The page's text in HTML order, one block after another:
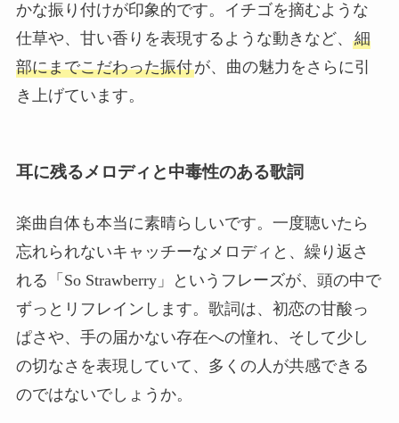
かな振り付けが印象的です。イチゴを摘むような
仕草や、甘い香りを表現するような動きなど、 細
部にまでこだわった振付が、曲の魅力をさらに引
き上げています。
耳に残るメロディと中毒性のある歌詞
楽曲自体も本当に素晴らしいです。一度聴いたら
忘れられないキャッチーなメロディと、繰り返さ
れる「So Strawberry」というフレーズが、頭の中で
ずっとリフレインします。歌詞は、初恋の甘酸っ
ぱさや、手の届かない存在への憧れ、そして少し
の切なさを表現していて、多くの人が共感できる
のではないでしょうか。